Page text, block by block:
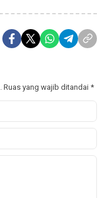
Ruas yang wajib ditandai *